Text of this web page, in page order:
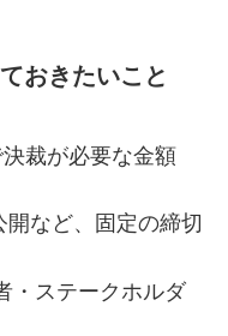
おきたいこと
裁が必要な金額
など、固定の締切
・ステークホルダ